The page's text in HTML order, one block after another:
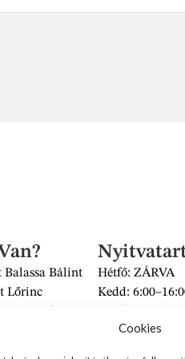
Cookies
Balassa Bálint
Lőrinc
Hétfő: ZÁRVA
Kedd:
Csütörtök: